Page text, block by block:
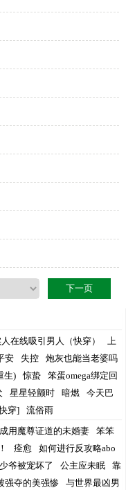
下一页
在线吸引男人（快穿）
上
安 失控
炮灰也能当老婆吗
生) 惊蛰
笨蛋omega绑定回
星星轻颤时 暗燃
今天巴
穿] 流俗雨
用魔尊证道的未婚妻
笨笨
痊愈
如何进行反攻略abo
爷被宠坏了 公主应未眠
靠
强夺的美强惨 与世界最凶男